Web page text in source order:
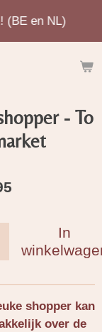
(BE en NL)
- To
In
shopper kan
over de